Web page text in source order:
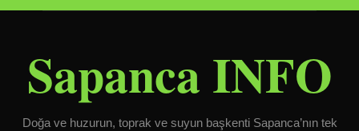
Sapanca INFO
Doğa ve huzurun, toprak ve suyun başkenti Sapanca’nın tek